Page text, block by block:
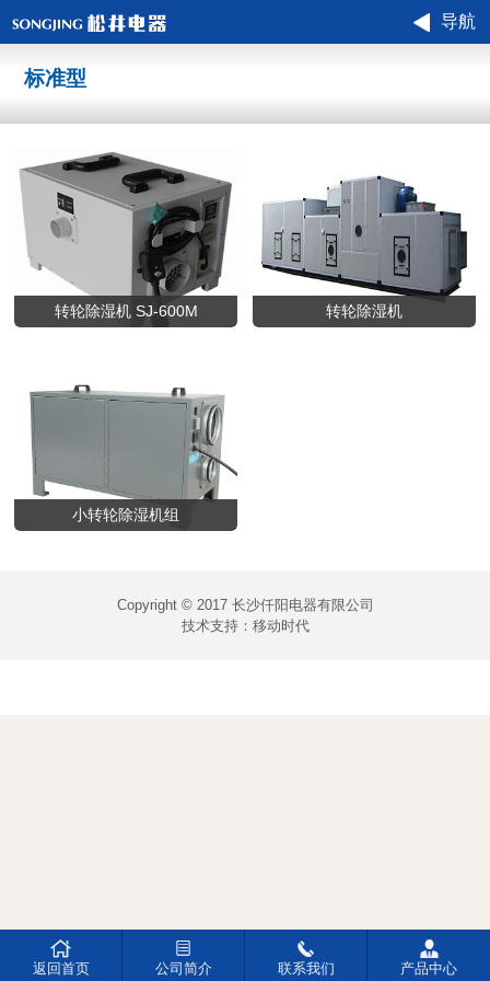
导航
标准型
转轮除湿机 SJ-600M 转轮除湿机
小转轮除湿机组
Copyright © 2017 长沙仟阳电器有限公司
技术支持： 移动时代

返回首页

公司简介

联系我们

产品中心